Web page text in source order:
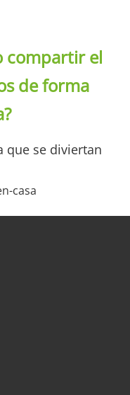
compartir el
de forma
que se diviertan